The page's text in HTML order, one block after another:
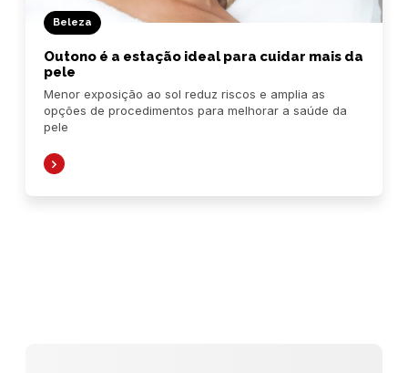
Beleza
Outono é a estação ideal para cuidar mais da
pele
Menor exposição ao sol reduz riscos e amplia as
opções de procedimentos para melhorar a saúde da
pele